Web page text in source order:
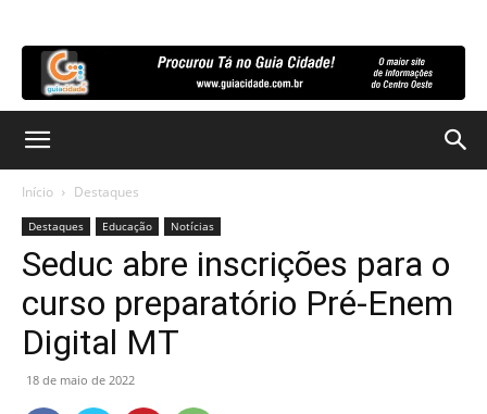
Início Destaques
Destaques Educação Notícias
Seduc abre inscrições para o
curso preparatório Pré-Enem
Digital MT
18 de maio de 2022